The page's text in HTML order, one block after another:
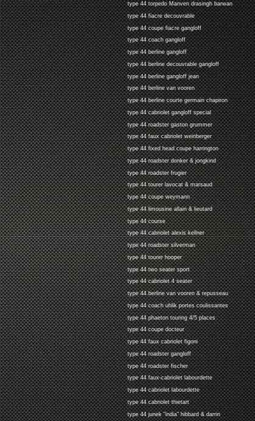
type 44 torpedo Manven drasingh barwan
type 44 fiacre decouvrable
type 44 coupe fiacre gangloff
type 44 coach gangloff
type 44 berline gangloff
type 44 berline decouvrable gangloff
type 44 berline gangloff jean
type 44 berline van vooren
type 44 berline courte germain chapiron
type 44 cabriolet gangloff special
type 44 roadster gaston grummer
type 44 faux cabriolet weinberger
type 44 fixed head coupe harrington
type 44 roadster donker & jongkind
type 44 roadster frugier
type 44 tourer lavocat & marsaud
type 44 coupe weymann
type 44 limousine allain & lieutard
type 44 course
type 44 cabriolet alexis kellner
type 44 roadster silverman
type 44 tourer hooper
type 44 two seater sport
type 44 cabriolet 4 seater
type 44 berline van vooren & repusseau
type 44 coach uhlik portes coulissantes
type 44 phaeton touring 4/5 places
type 44 coupe docteur
type 44 faux cabriolet figoni
type 44 roadster gangloff
type 44 roadster fischer
type 44 faux-cabriolet labourdette
type 44 cabriolet labourdette
type 44 cabriolet thietart
type 44 junek "india" hibbard & darrin